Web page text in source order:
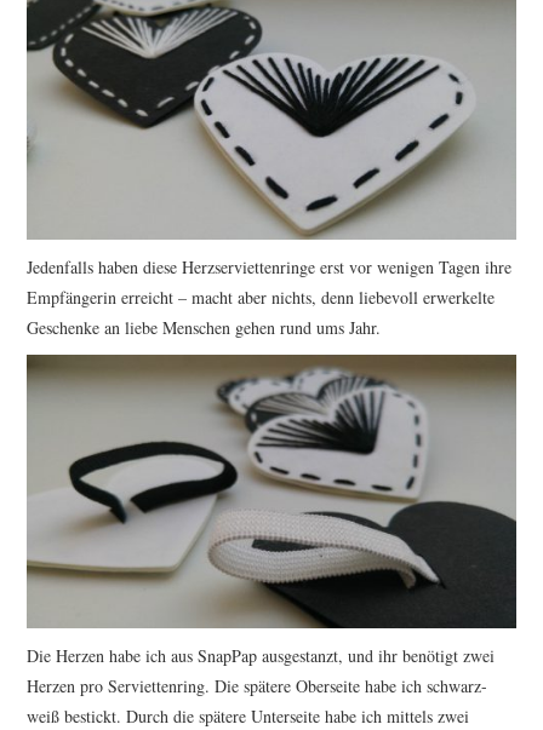
DATENSCHUTZ
Jedenfalls haben diese Herzserviettenringe erst vor wenigen Tagen ihre
Empfängerin erreicht – macht aber nichts, denn liebevoll erwerkelte
Geschenke an liebe Menschen gehen rund ums Jahr.
Die Herzen habe ich aus SnapPap ausgestanzt, und ihr benötigt zwei
Herzen pro Serviettenring. Die spätere Oberseite habe ich schwarz-
weiß bestickt. Durch die spätere Unterseite habe ich mittels zwei